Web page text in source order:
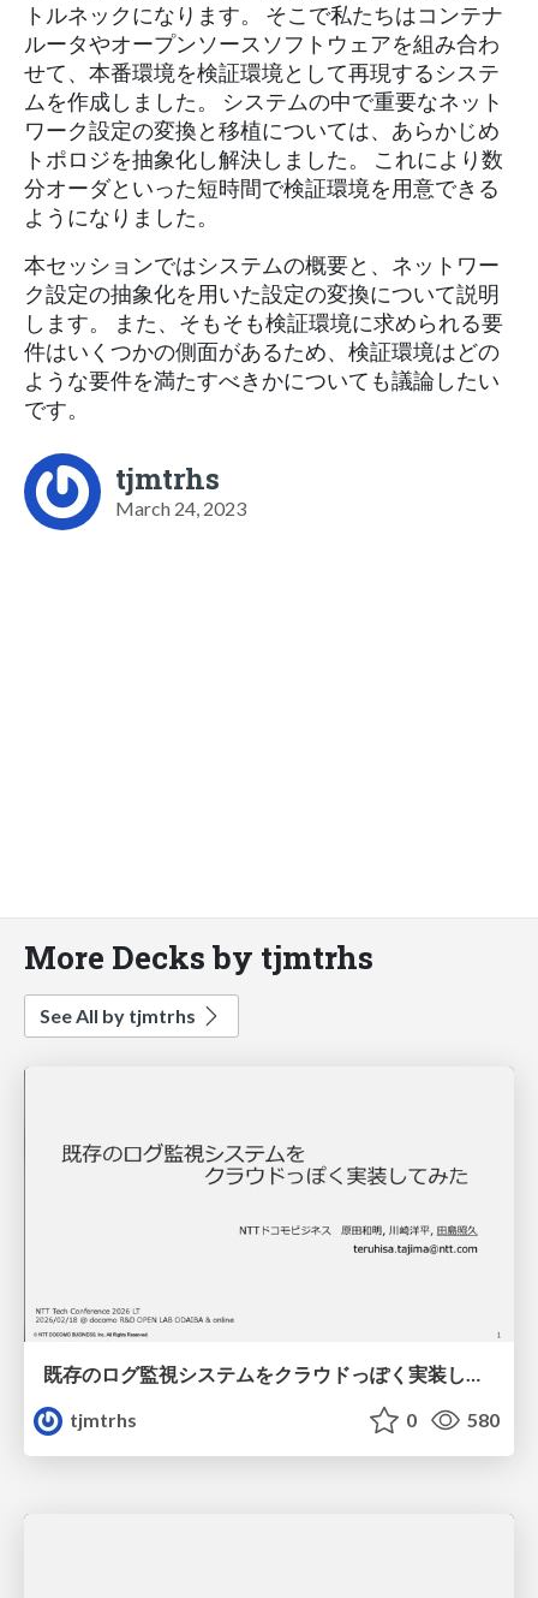
トルネックになります。 そこで私たちはコンテナ
ルータやオープンソースソフトウェアを組み合わ
せて、本番環境を検証環境として再現するシステ
ムを作成しました。 システムの中で重要なネット
ワーク設定の変換と移植については、あらかじめ
トポロジを抽象化し解決しました。 これにより数
分オーダといった短時間で検証環境を用意できる
ようになりました。
本セッションではシステムの概要と、ネットワー
ク設定の抽象化を用いた設定の変換について説明
します。 また、そもそも検証環境に求められる要
件はいくつかの側面があるため、検証環境はどの
ような要件を満たすべきかについても議論したい
です。
tjmtrhs
March 24, 2023
More Decks by tjmtrhs
See All by tjmtrhs
既存のログ監視システムをクラウドっぽく実装してみた
tjmtrhs
0 580